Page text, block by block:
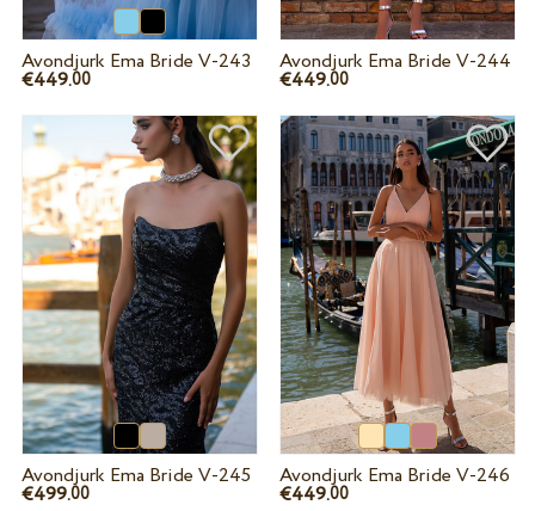
Avondjurk Ema Bride V-243
€449.00
Avondjurk Ema Bride V-244
€449.00
Avondjurk Ema Bride V-245
€499.00
Avondjurk Ema Bride V-246
€449.00